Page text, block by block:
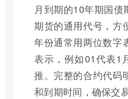
月到期的10年期国债
期货的通用代号，方
年份通常用两位数字
表示，例如01代表1
推。完整的合约代码
和到期时间，确保交